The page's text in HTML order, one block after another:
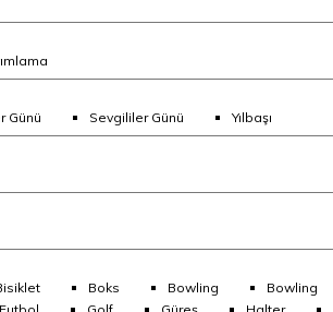
Günü Sevgililer Günü Yılbaşı
Boks Bowling Bowling